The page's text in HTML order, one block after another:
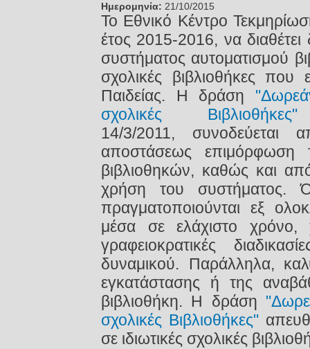
Ημερομηνία: 21/10/2015
Το Εθνικό Κέντρο
έτος 2015-2016, να
συστήματος αυτοματισμού
σχολικές βιβλιοθήκες
Παιδείας. Η δράση
σχολικές Βιβλιοθήκες"
14/3/2011, συνοδεύεται
αποστάσεως
βιβλιοθηκών, καθώς και
χρήση του συστήματος.
πραγματοποιούνται εξ
μέσα σε ελάχιστο χρόνο,
γραφειοκρατικές
δυναμικού. Παράλληλα,
εγκατάστασης ή της
βιβλιοθήκη. Η δράση
σχολικές Βιβλιοθήκες"
σε ιδιωτικές σχολικές